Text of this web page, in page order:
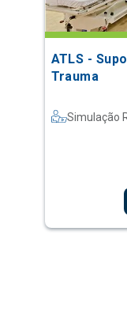
ATLS -
Trauma
Simulação